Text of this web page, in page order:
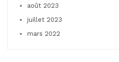
août 2023
juillet 2023
mars 2022